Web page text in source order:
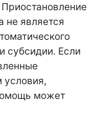
Приостановление
не является
субсидии. Если
условия,
может